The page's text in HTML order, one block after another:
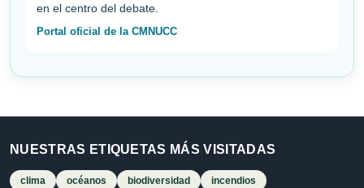
en el centro del debate.
Portal oficial de la CMNUCC
NUESTRAS ETIQUETAS MÁS VISITADAS
clima océanos biodiversidad
incendios